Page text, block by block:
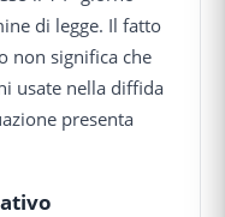
di legge. Il fatto
non significa che
usate nella diffida
presenta